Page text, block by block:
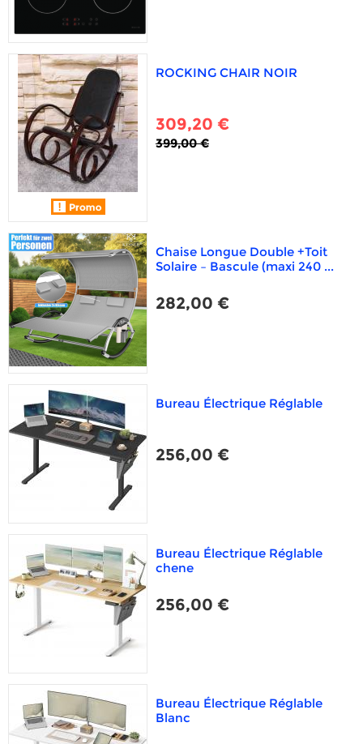
ROCKING CHAIR NOIR
309,20 €
399,00 €
Chaise Longue Double +Toit
Solaire – Bascule (maxi 240 ...
282,00 €
Bureau Électrique Réglable
256,00 €
Bureau Électrique Réglable
chene
256,00 €
Bureau Électrique Réglable
Blanc